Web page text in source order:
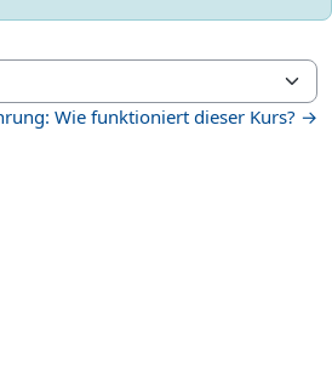
Wie funktioniert dieser Kurs? →